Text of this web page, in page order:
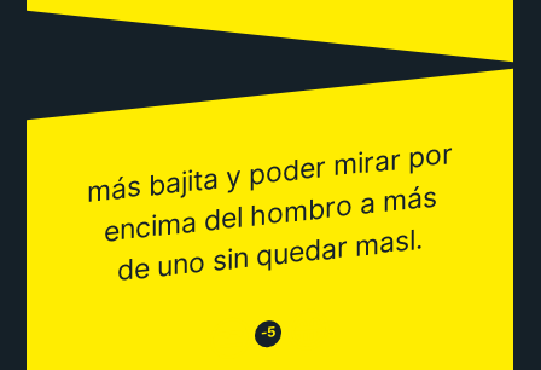
más bajita y poder
mirar por
enci
ma del ho
mbro a
más
de uno sin quedar
masl.
😒 -5 😂